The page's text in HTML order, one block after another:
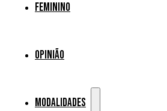
Feminino
Opinião
Modalidades